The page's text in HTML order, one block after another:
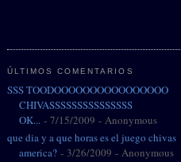
ÚLTIMOS COMENTARIOS
SSS TOODOOOOOOOOOOOOOOOO
CHIVASSSSSSSSSSSSSSS
OK... - 7/15/2009 - Anonymous
que dia y a que horas es el juego chivas
america? - 3/26/2009 - Anonymous